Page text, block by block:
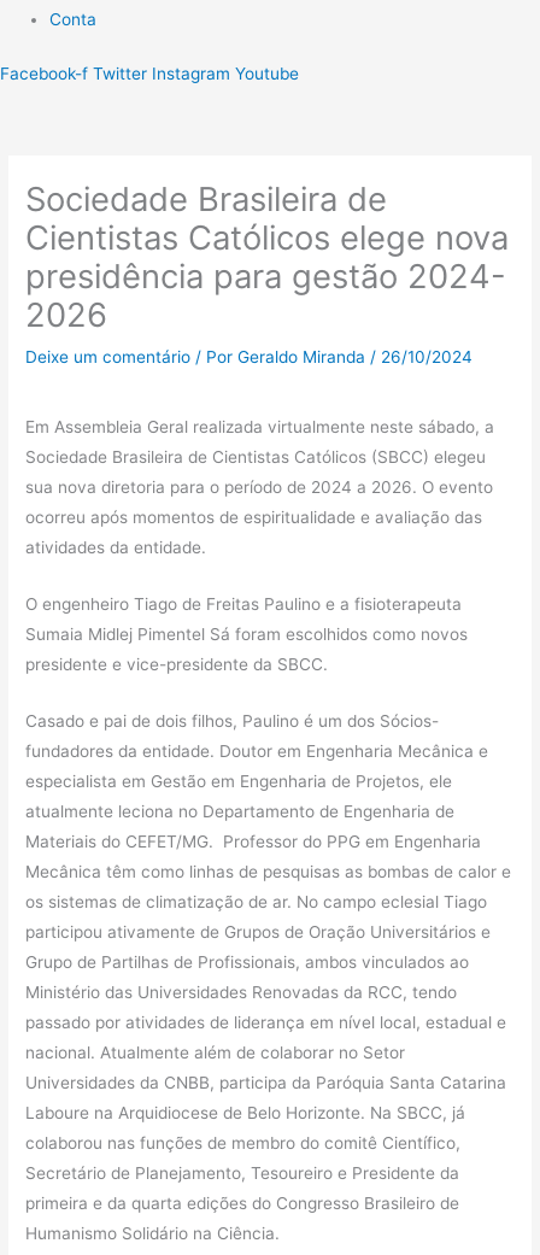
Conta
Facebook-f Twitter Instagram Youtube
Sociedade Brasileira de
Cientistas Católicos elege nova
presidência para gestão 2024-
2026
Deixe um comentário / PorGeraldo Miranda/ 26/10/2024
Em Assembleia Geral realizada virtualmente neste sábado, a
Sociedade Brasileira de Cientistas Católicos (SBCC) elegeu
sua nova diretoria para o período de 2024 a 2026. O evento
ocorreu após momentos de espiritualidade e avaliação das
atividades da entidade.
O engenheiro Tiago de Freitas Paulino e a fisioterapeuta
Sumaia Midlej Pimentel Sá foram escolhidos como novos
presidente e vice-presidente da SBCC.
Casado e pai de dois filhos, Paulino é um dos Sócios-
fundadores da entidade. Doutor em Engenharia Mecânica e
especialista em Gestão em Engenharia de Projetos, ele
atualmente leciona no Departamento de Engenharia de
Materiais do CEFET/MG. Professor do PPG em Engenharia
Mecânica têm como linhas de pesquisas as bombas de calor e
os sistemas de climatização de ar. No campo eclesial Tiago
participou ativamente de Grupos de Oração Universitários e
Grupo de Partilhas de Profissionais, ambos vinculados ao
Ministério das Universidades Renovadas da RCC, tendo
passado por atividades de liderança em nível local, estadual e
nacional. Atualmente além de colaborar no Setor
Universidades da CNBB, participa da Paróquia Santa Catarina
Laboure na Arquidiocese de Belo Horizonte. Na SBCC, já
colaborou nas funções de membro do comitê Científico,
Secretário de Planejamento, Tesoureiro e Presidente da
primeira e da quarta edições do Congresso Brasileiro de
Humanismo Solidário na Ciência.